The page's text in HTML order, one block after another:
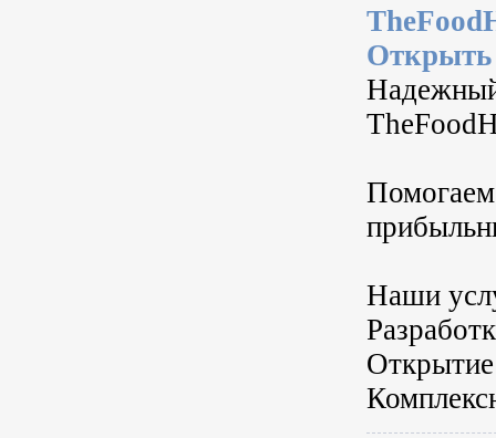
Открыть
Помогаем
Наши